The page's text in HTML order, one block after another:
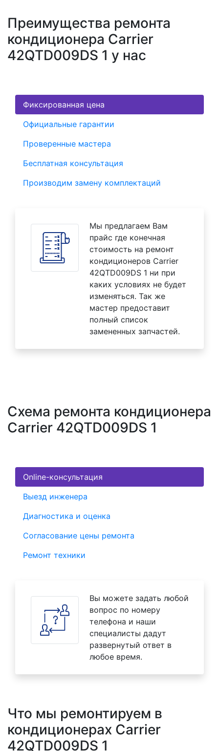
Преимущества ремонта
кондиционера Carrier
42QTD009DS 1 у нас
Фиксированная цена
Официальные гарантии
Проверенные мастера
Бесплатная консультация
Производим замену комплектаций
Мы предлагаем Вам
прайс где конечная
стоимость на ремонт
кондиционеров Carrier
42QTD009DS 1 ни при
каких условиях не будет
изменяться. Так же
мастер предоставит
полный список
замененных запчастей.
Схема ремонта кондиционера
Carrier 42QTD009DS 1
Online-консультация
Выезд инженера
Диагностика и оценка
Согласование цены ремонта
Ремонт техники
Вы можете задать любой
вопрос по номеру
телефона и наши
специалисты дадут
развернутый ответ в
любое время.
Что мы ремонтируем в
кондиционерах Carrier
42QTD009DS 1